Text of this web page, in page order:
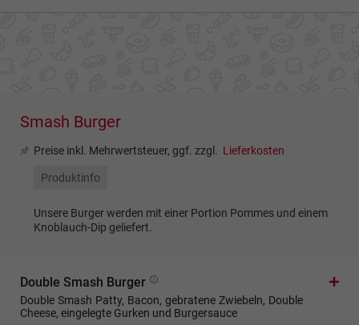
Smash Burger
Preise inkl. Mehrwertsteuer, ggf. zzgl. Lieferkosten
Produktinfo
Unsere Burger werden mit einer Portion Pommes und einem
Knoblauch-Dip geliefert.
Double Smash Burger
Double Smash Patty, Bacon, gebratene Zwiebeln, Double
Cheese, eingelegte Gurken und Burgersauce